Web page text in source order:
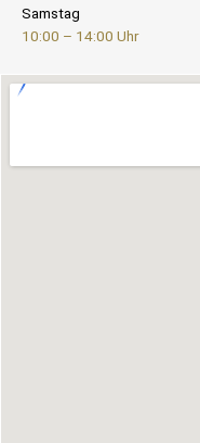
Samstag
10:00 – 14:00 Uhr